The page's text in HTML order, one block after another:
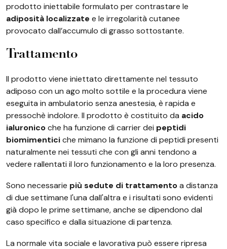
prodotto iniettabile formulato per contrastare le
adiposità localizzate e le irregolarità cutanee
provocato dall’accumulo di grasso sottostante.
Trattamento
Il prodotto viene iniettato direttamente nel tessuto
adiposo con un ago molto sottile e la procedura viene
eseguita in ambulatorio senza anestesia, è rapida e
pressochè indolore. Il prodotto è costituito da acido
ialuronicoche ha funzione di carrier dei peptidi
biomimenticiche mimano la funzione di peptidi presenti
naturalmente nei tessuti che con gli anni tendono a
vedere rallentati il loro funzionamento e la loro presenza.
Sono necessarie più sedute di trattamentoa distanza
di due settimane l'una dall'altra e i risultati sono evidenti
già dopo le prime settimane, anche se dipendono dal
caso specifico e dalla situazione di partenza.
La normale vita sociale e lavorativa può essere ripresa